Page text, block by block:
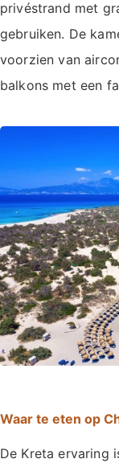
privéstrand met
gebruiken. De
voorzien van
balkons met een
Waar te eten op
De Kreta ervaring